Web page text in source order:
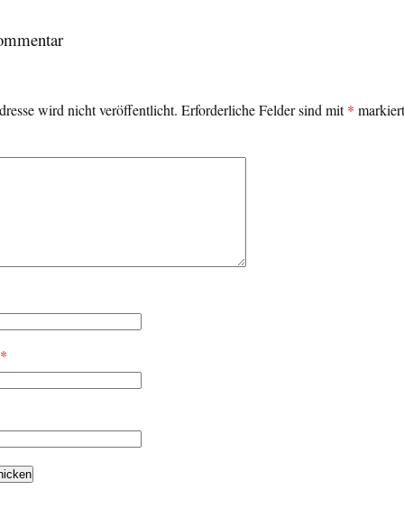
wird nicht veröffentlicht. Erforderliche Felder sind mit* markiert
*